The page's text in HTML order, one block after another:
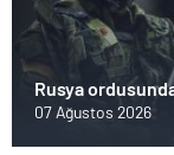
Rusya
Çin’in ilk tepkisi!
07 Ağustos 2026